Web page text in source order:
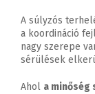
A súlyzós
a koordináció
nagy szerepe
sérülések
Ahol a minőség